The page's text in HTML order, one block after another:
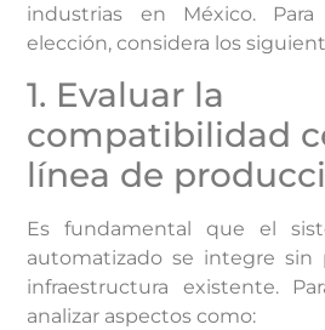
industrias en México.
elección, considera los
1. Evaluar la
compatibilidad
línea de
Es fundamental que el
automatizado se integre sin
infraestructura existente.
analizar aspectos como: